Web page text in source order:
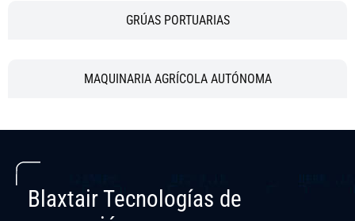
GRÚAS PORTUARIAS
MAQUINARIA AGRÍCOLA AUTÓNOMA
Blaxtair Tecnologías de